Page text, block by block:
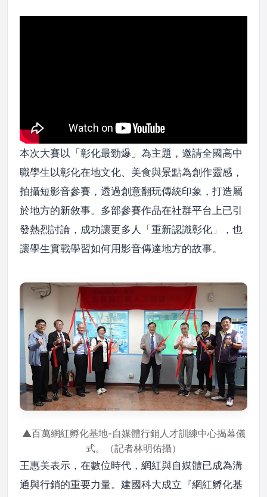
本次大賽以「彰化最勁爆」為主題，邀請全國高中
職學生以彰化在地文化、美食與景點為創作靈感，
拍攝短影音參賽，透過創意翻玩傳統印象，打造屬
於地方的新敘事。多部參賽作品在社群平台上已引
發熱烈討論，成功讓更多人「重新認識彰化」，也
讓學生實戰學習如何用影音傳達地方的故事。
▲百萬網紅孵化基地-自媒體行銷人才訓練中心揭幕儀
式。（記者林明佑攝）
王惠美表示，在數位時代，網紅與自媒體已成為溝
通與行銷的重要力量。建國科大成立『網紅孵化基